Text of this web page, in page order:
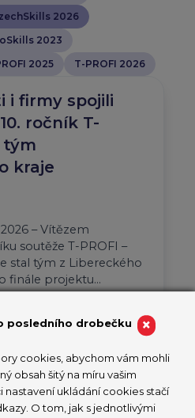
2026
2023
2025 T-PROFI 2026
i firmy spojili
ročník T-
tým
kraje
– Vítězem
soutěže T-PROFI –
stal tým z Libereckého
finále projektu…
×
posledního drobečku
cookies, abychom vám mohli
obsah šitý na míru vašim
ukládání cookies stačí
O tom, jak s jednotlivými